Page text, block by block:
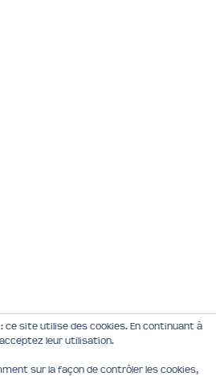
ce site utilise des cookies. En continuant à
leur utilisation.
sur la façon de contrôler les cookies,